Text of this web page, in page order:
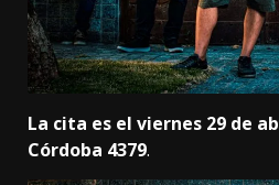
La cita es el viernes 29 de
Córdoba 4379.